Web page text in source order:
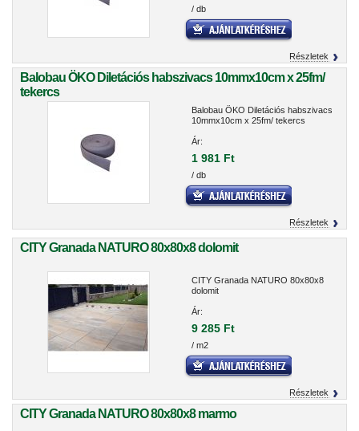
/ db
Részletek
Balobau ÖKO Diletációs habszivacs 10mmx10cm x 25fm/
tekercs
Balobau ÖKO Diletációs habszivacs
10mmx10cm x 25fm/ tekercs
Ár:
1 981 Ft
/ db
Részletek
CITY Granada NATURO 80x80x8 dolomit
CITY Granada NATURO 80x80x8
dolomit
Ár:
9 285 Ft
/ m2
Részletek
CITY Granada NATURO 80x80x8 marmo